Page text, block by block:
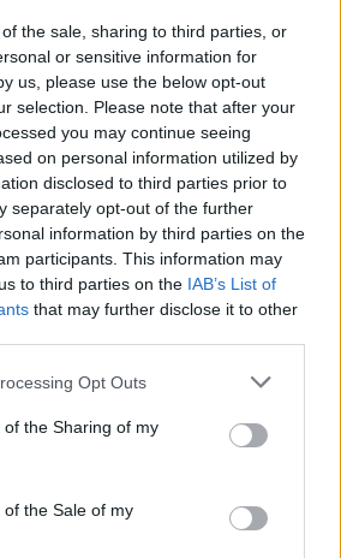
the sale, sharing to third parties, or
or sensitive information for
us, please use the below opt-out
selection. Please note that after your
you may continue seeing
on personal information utilized by
disclosed to third parties prior to
separately opt-out of the further
information by third parties on the
participants. This information may
to third parties on the IAB’s List of
that may further disclose it to other
Opt Outs
the Sharing of my
the Sale of my
az elnök is a fedélzeten volt
szabad megtörténnie.
nevezte ki Magyarország
Valutaalap fontos